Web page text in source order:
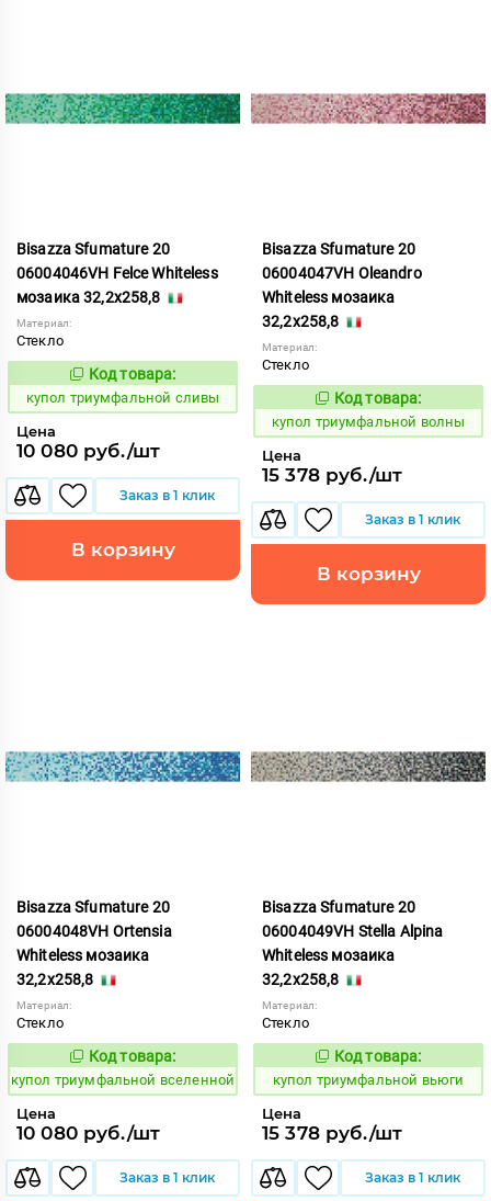
Bisazza Sfumature 20
06004046VH Felce Whiteless
мозаика 32,2x258,8
Материал:
Стекло
856761
Код товара:
купол триумфальной сливы
Цена
10 080 руб./шт
Заказ в 1 клик
В корзину
Bisazza Sfumature 20
06004047VH Oleandro
Whiteless мозаика
32,2x258,8
Материал:
Стекло
856762
Код товара:
купол триумфальной волны
Цена
15 378 руб./шт
Заказ в 1 клик
В корзину
Bisazza Sfumature 20
06004048VH Ortensia
Whiteless мозаика
32,2x258,8
Материал:
Стекло
856763
Код товара:
купол триумфальной вселенной
Цена
10 080 руб./шт
Заказ в 1 клик
Bisazza Sfumature 20
06004049VH Stella Alpina
Whiteless мозаика
32,2x258,8
Материал:
Стекло
856764
Код товара:
купол триумфальной вьюги
Цена
15 378 руб./шт
Заказ в 1 клик